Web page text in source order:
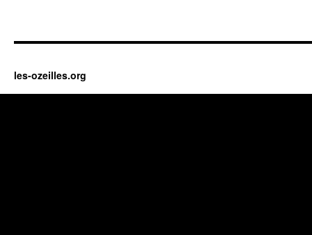
les-ozeilles.org